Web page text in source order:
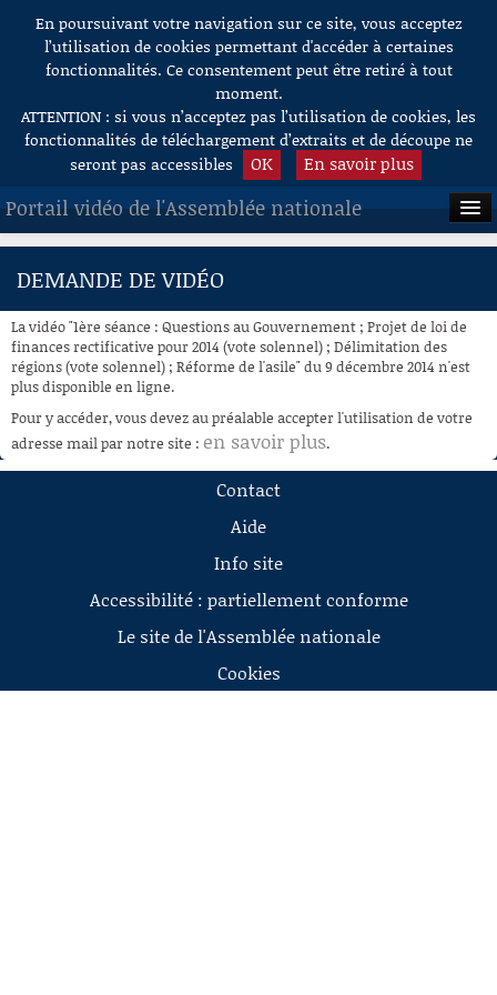
Aller au contenu
En poursuivant votre navigation sur ce site, vous acceptez
l’utilisation de cookies permettant d'accéder à certaines
fonctionnalités. Ce consentement peut être retiré à tout
moment.
ATTENTION : si vous n’acceptez pas l’utilisation de cookies, les
fonctionnalités de téléchargement d’extraits et de découpe ne
seront pas accessibles
OK En savoir plus
Portail vidéo de l'Assemblée nationale
ACCUEIL
À LA DEMANDE
RECHERCHE
AIDE À LA DÉCOUPE
DE VIDÉOS
DEMANDE DE VIDÉO
La vidéo "1ère séance : Questions au Gouvernement ; Projet de loi de
finances rectificative pour 2014 (vote solennel) ; Délimitation des
régions (vote solennel) ; Réforme de l'asile" du 9 décembre 2014 n'est
plus disponible en ligne.
Pour y accéder, vous devez au préalable accepter l'utilisation de votre
adresse mail par notre site : en savoir plus.
Contact
Aide
Info site
Accessibilité : partiellement conforme
Le site de l'Assemblée nationale
Cookies